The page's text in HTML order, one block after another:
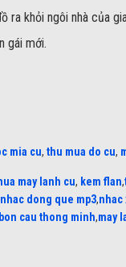
khỏi ngôi nhà của
gái mới.
mia cu, thu mua do cu,
may lanh cu, kem flan,
nhac dong que mp3,nhac
cau thong minh,may